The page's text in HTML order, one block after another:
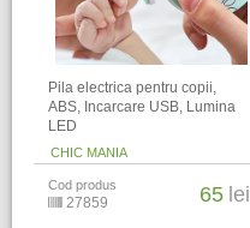
Pila electrica pentru copii,
ABS, Incarcare USB, Lumina
LED
CHIC MANIA
Cod produs
27859 65 lei